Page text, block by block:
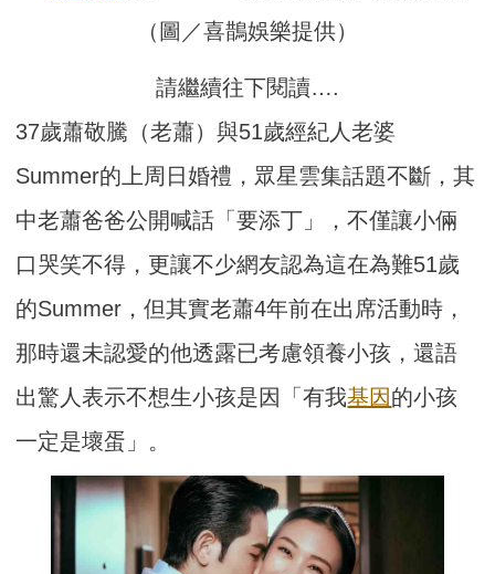
（圖／喜鵲娛樂提供）
請繼續往下閱讀….
37歲蕭敬騰（老蕭）與51歲經紀人老婆
Summer的上周日婚禮，眾星雲集話題不斷，其
中老蕭爸爸公開喊話「要添丁」，不僅讓小倆
口哭笑不得，更讓不少網友認為這在為難51歲
的Summer，但其實老蕭4年前在出席活動時，
那時還未認愛的他透露已考慮領養小孩，還語
出驚人表示不想生小孩是因「有我基因的小孩
一定是壞蛋」。